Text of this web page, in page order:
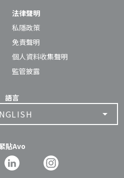
法律聲明
私隱政策
免責聲明
個人資料收集聲明
監管披露
語言
貼Avo